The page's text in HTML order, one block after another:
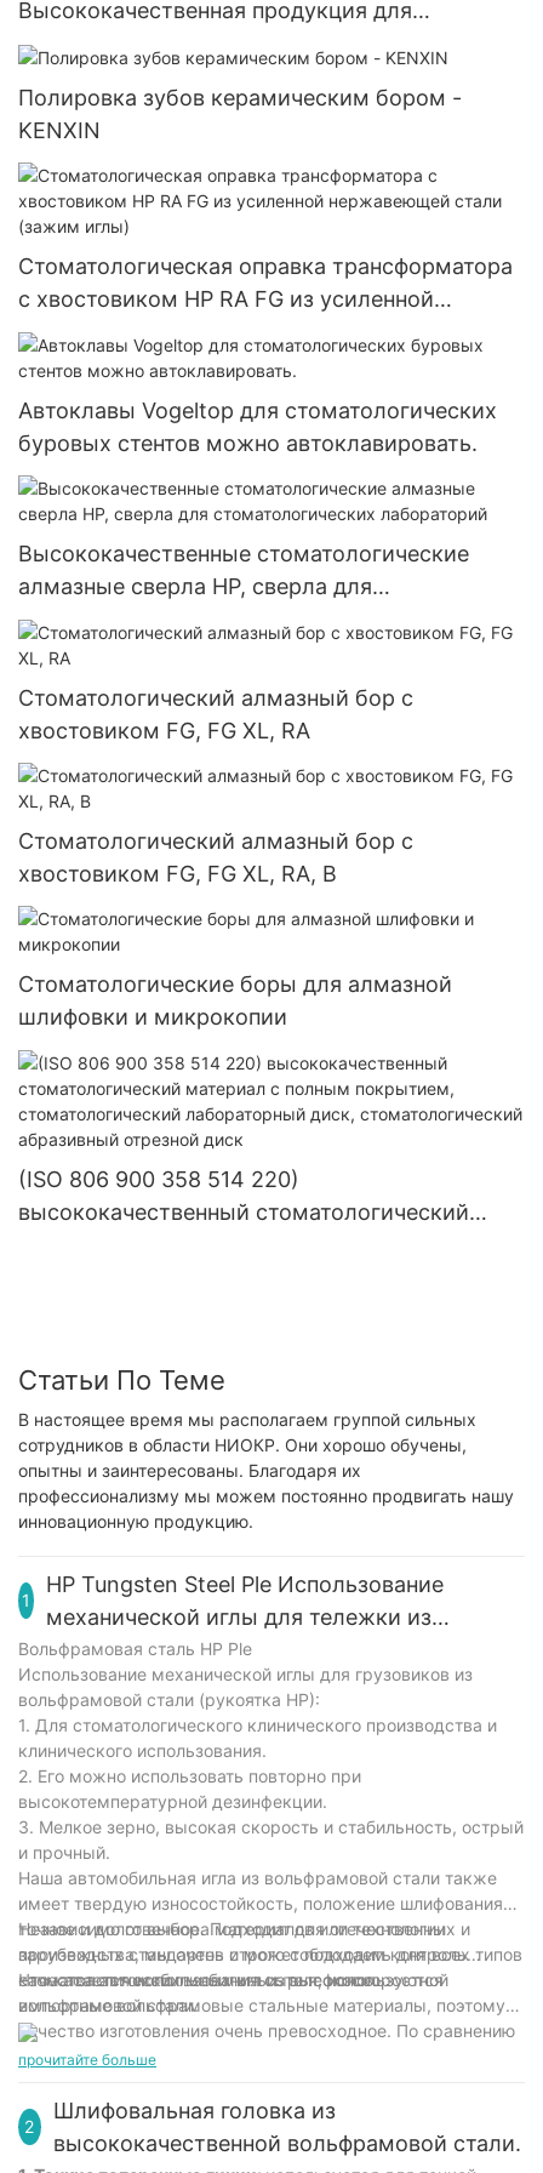
Высококачественная продукция для
стоматологических лабораторий
Зуботехническое оборудование для установки
драгоценных камней Полировальная
шлифовальная головка
Полировка зубов керамическим бором -
KENXIN
Стоматологическая оправка трансформатора
с хвостовиком HP RA FG из усиленной
нержавеющей стали (зажим иглы)
Автоклавы Vogeltop для стоматологических
буровых стентов можно автоклавировать.
Высококачественные стоматологические
алмазные сверла HP, сверла для
стоматологических лабораторий
Стоматологический алмазный бор с
хвостовиком FG, FG XL, RA
Стоматологический алмазный бор с
хвостовиком FG, FG XL, RA, B
Стоматологические боры для алмазной
шлифовки и микрокопии
(ISO 806 900 358 514 220)
высококачественный стоматологический
Статьи По Теме
В настоящее время мы располагаем группой сильных
сотрудников в области НИОКР. Они хорошо обучены,
опытны и заинтересованы. Благодаря их
профессионализму мы можем постоянно продвигать нашу
инновационную продукцию.
1
HP Tungsten Steel Ple Использование
механической иглы для тележки из
вольфрамовой стали (ручка HP)
Вольфрамовая сталь HP Ple
Использование механической иглы для грузовиков из
вольфрамовой стали (рукоятка HP):
1. Для стоматологического клинического производства и
клинического использования.
2. Его можно использовать повторно при
высокотемпературной дезинфекции.
3. Мелкое зерно, высокая скорость и стабильность, острый
и прочный.
Наша автомобильная игла из вольфрамовой стали также
имеет твердую износостойкость, положение шлифования
точное и долговечное. Подходит для отечественных и
зарубежных стандартов и может подходить для всех типов
стоматологических мобильных телефонов.
Независимо от выбора материалов или технологии
производства, мы очень строго соблюдаем контроль
качества автомобильных игл из высокоскоростной
вольфрамовой стали.
Что касается использования сырья, используются
импортные вольфрамовые стальные материалы, поэтому
качество изготовления очень превосходное. По сравнению
с аналогичными отечественными изделиями из
экономична.
прочитайте больше
2
Шлифовальная головка из
высококачественной вольфрамовой стали.